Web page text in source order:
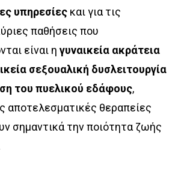
υπηρεσίεςκαι για τις
παθήσεις που
είναι η γυναικεία ακράτεια
σεξουαλική δυσλειτουργία
του πυελικού εδάφους,
αποτελεσματικές θεραπείες
σημαντικά την ποιότητα ζωής